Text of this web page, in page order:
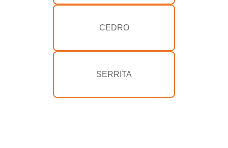
CEDRO
SERRITA